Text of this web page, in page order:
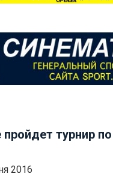
турнир
2016